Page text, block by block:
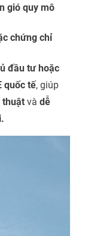
gió quy mô
chứng chỉ
đầu tư hoặc
quốc tế, giúp
thuậtvà dễ